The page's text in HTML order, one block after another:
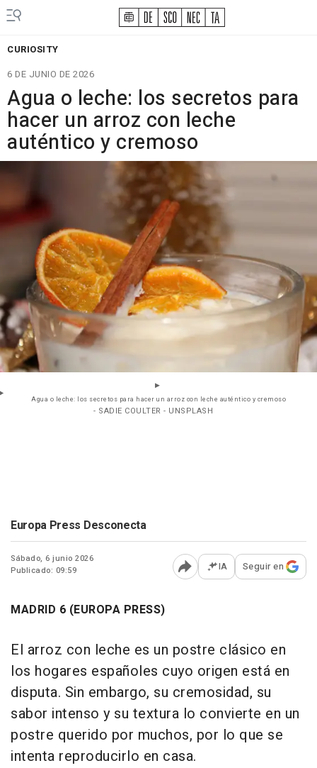
CURIOSITY
6 DE JUNIO DE 2026
Agua o leche: los secretos para
hacer un arroz con leche
auténtico y cremoso
Agua o leche: los secretos para hacer un arroz con leche auténtico y cremoso
- SADIE COULTER - UNSPLASH
Europa Press Desconecta
Sábado, 6 junio 2026
Publicado: 09:59
Abrir opciones para
IA Seguir en
MADRID 6 (EUROPA PRESS)
El arroz con leche es un postre clásico en
los hogares españoles cuyo origen está en
disputa. Sin embargo, su cremosidad, su
sabor intenso y su textura lo convierte en un
postre querido por muchos, por lo que se
intenta reproducirlo en casa.